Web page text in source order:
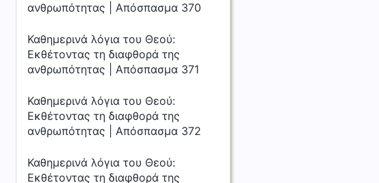
ανθρωπότητας | Απόσπασμα 370
Καθημερινά λόγια του Θεού:
Εκθέτοντας τη διαφθορά της
ανθρωπότητας | Απόσπασμα 371
Καθημερινά λόγια του Θεού:
Εκθέτοντας τη διαφθορά της
ανθρωπότητας | Απόσπασμα 372
Καθημερινά λόγια του Θεού:
Εκθέτοντας τη διαφθορά της